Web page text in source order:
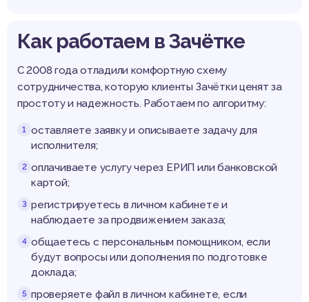
Как работаем в Зачётке
С 2008 года отладили комфортную схему
сотрудничества, которую клиенты Зачётки ценят за
простоту и надежность. Работаем по алгоритму:
оставляете заявку и описываете задачу для
исполнителя;
оплачиваете услугу через ЕРИП или банковской
картой;
регистрируетесь в личном кабинете и
наблюдаете за продвижением заказа;
общаетесь с персональным помощником, если
будут вопросы или дополнения по подготовке
доклада;
проверяете файл в личном кабинете, если